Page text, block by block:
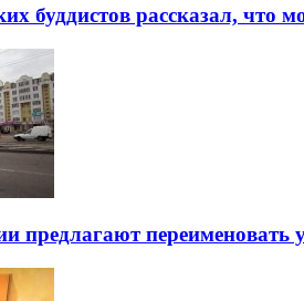
буддистов рассказал, что
предлагают